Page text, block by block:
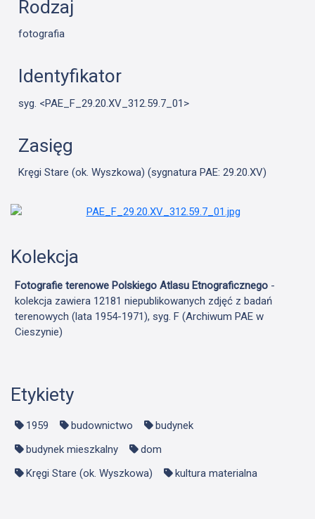
Rodzaj
fotografia
Identyfikator
syg. <PAE_F_29.20.XV_312.59.7_01>
Zasięg
Kręgi Stare (ok. Wyszkowa) (sygnatura PAE: 29.20.XV)
Kolekcja
Fotografie terenowe Polskiego Atlasu Etnograficznego -
kolekcja zawiera 12181 niepublikowanych zdjęć z badań
terenowych (lata 1954-1971), syg. F (Archiwum PAE w
Cieszynie)
Etykiety
1959 budownictwo
budynek
budynek mieszkalny
dom
Kręgi Stare (ok. Wyszkowa)
kultura materialna